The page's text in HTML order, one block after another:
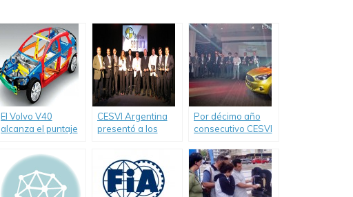
El Volvo V40
alcanza el puntaje
historia de las
pruebas de
seguridad del Euro
NCAP
CESVI Argentina
presentó a los
Por décimo año
consecutivo CESVI
los autos más
seguros 2016